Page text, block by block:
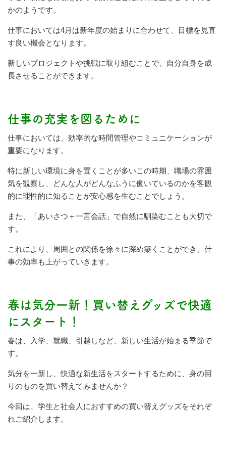
かのようです。
仕事においては4月は新年度の始まりに合わせて、目標を見直
す良い機会となります。
新しいプロジェクトや挑戦に取り組むことで、自分自身を成
長させることができます。
仕事の充実を図るために
仕事においては、効率的な時間管理やコミュニケーションが
重要になります。
特に新しい環境に身を置くことが多いこの時期、職場の雰囲
気を観察し、どんな人がどんなふうに働いているのかを客観
的に理性的に知ることが安心感を生むことでしょう。
また、「あいさつ＋一言会話」で自然に馴染むことも大切で
す。
これにより、周囲との関係を徐々に深め築くことができ、仕
事の効率も上がっていきます。
春は気分一新！買い替えグッズで快適
にスタート！
春は、入学、就職、引越しなど、新しい生活が始まる季節で
す。
気分を一新し、快適な新生活をスタートするために、身の回
りのものを買い替えてみませんか？
今回は、学生と社会人におすすめの買い替えグッズをそれぞ
れご紹介します。